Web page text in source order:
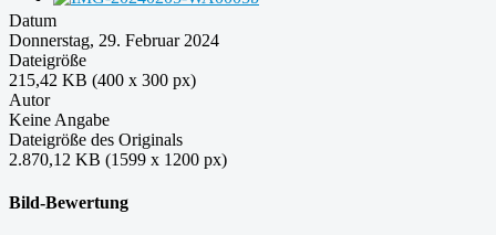
Datum
Donnerstag, 29. Februar 2024
Dateigröße
215,42 KB (400 x 300 px)
Autor
Keine Angabe
Dateigröße des Originals
2.870,12 KB (1599 x 1200 px)
Bild-Bewertung